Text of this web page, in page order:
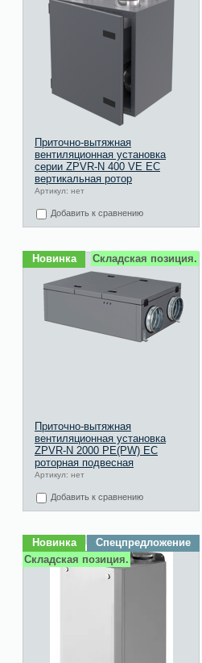
Приточно-вытяжная
вентиляционная установка
серии ZPVR-N 400 VЕ EC
вертикальная ротор
Артикул: нет
Добавить к сравнению
Новинка Складская позиция.
Приточно-вытяжная
вентиляционная установка
ZPVR-N 2000 PE(PW) EC
роторная подвесная
Артикул: нет
Добавить к сравнению
Новинка
Спецпредложение
Складская позиция.